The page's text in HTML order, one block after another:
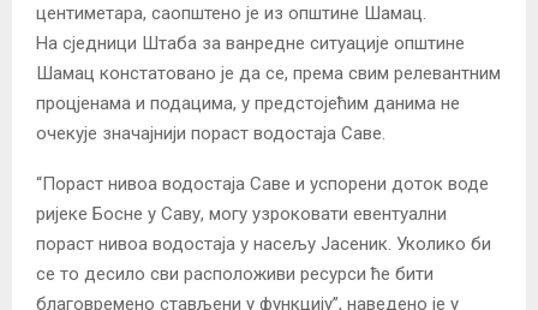
центиметара, саопштено је из општине Шамац.
На сједници Штаба за ванредне ситуације општине
Шамац констатовано је да се, према свим релевантним
процјенама и подацима, у предстојећим данима не
очекује значајнији пораст водостаја Саве.
“Пораст нивоа водостаја Саве и успорени доток воде
ријеке Босне у Саву, могу узроковати евентуални
пораст нивоа водостаја у насељу Јасеник. Уколико би
се то десило сви расположиви ресурси ће бити
благовремено стављени у функцију”, наведено је у